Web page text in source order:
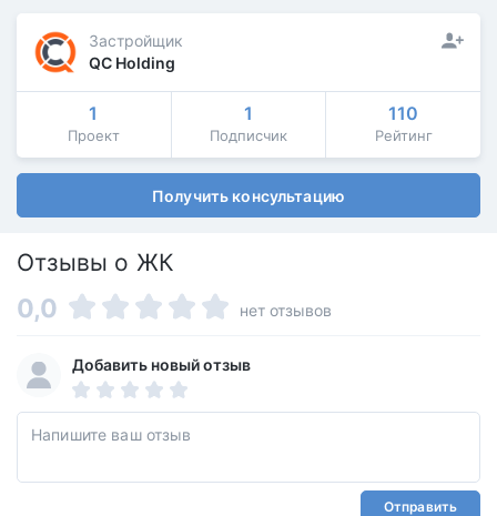
Застройщик
QC Holding
1
Проект
1
Подписчик
110
Рейтинг
Получить консультацию
Отзывы о ЖК
0,0 нет отзывов
Добавить новый отзыв
Отправить